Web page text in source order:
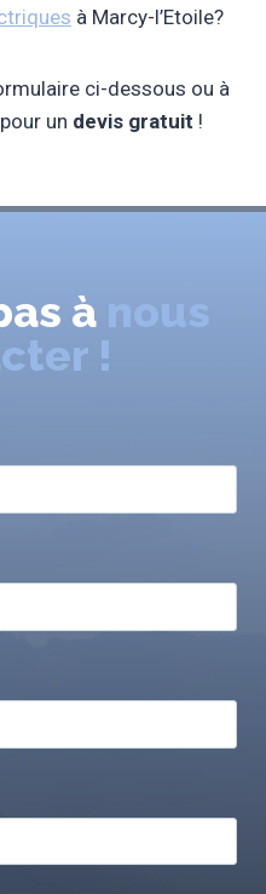
à Marcy-l’Etoile?
ci-dessous ou à
un devis gratuit !
à nous
!